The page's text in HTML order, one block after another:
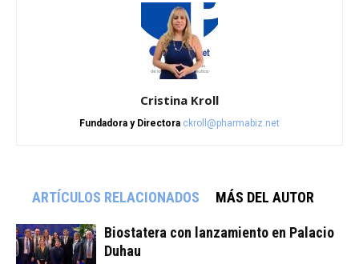
Cristina Kroll
Fundadora y Directora ckroll@pharmabiz.net
ARTÍCULOS RELACIONADOS MÁS DEL AUTOR
Biostatera con lanzamiento en Palacio
Duhau